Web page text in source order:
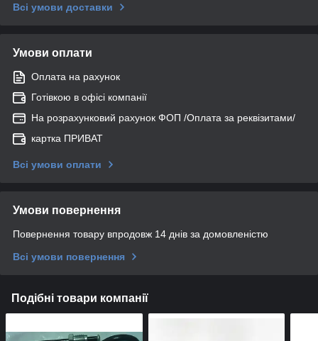
Всі умови доставки
Умови оплати
Оплата на рахунок
Готівкою в офісі компанії
На розрахунковий рахунок ФОП /Оплата за реквізитами/
картка ПРИВАТ
Всі умови оплати
Умови повернення
Повернення товару впродовж 14 днів за домовленістю
Всі умови повернення
Подібні товари компанії